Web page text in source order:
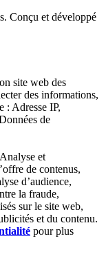
Conçu et développé
site web des
des informations,
: Adresse IP,
de
et
de contenus,
d’audience,
la fraude,
sur le site web,
et du contenu.
pour plus